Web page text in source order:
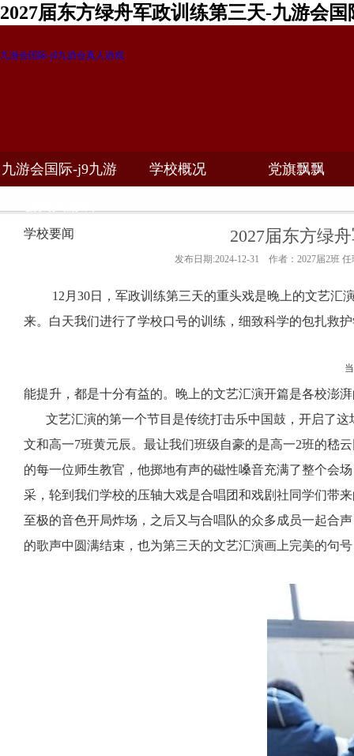
2027届东方绿舟军政训练第三天-九游会国
九游会国际-j9九游会真人游戏
九游会国际-j9九游 学校概况 党旗飘飘
学校要闻 2027届东方绿
发布日期:2024-12-31 作者：2027届2班 任
12 月30日，军政训练第三天的重头戏是晚上的文艺汇
来。白天我们进行了学校口号的训练，细致科学的包扎救
能提升，都是十分有益的。晚上的文艺汇演开篇是各校澎
文艺汇演的第一个节目是传统打击乐中国鼓，开启了
文和高一7班黄元辰。最让我们班级自豪的是高一2班的嵇
的每一位师生教官，他掷地有声的磁性嗓音充满了整个会
采，轮到我们学校的压轴大戏是合唱团和戏剧社同学们带
至极的音色开局炸场，之后又与合唱队的众多成员一起合
的歌声中圆满结束，也为第三天的文艺汇演画上完美的句